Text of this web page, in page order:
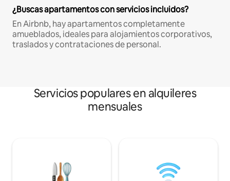
¿Buscas apartamentos con servicios incluidos?
En Airbnb, hay apartamentos completamente
amueblados, ideales para alojamientos corporativos,
traslados y contrataciones de personal.
Servicios populares en alquileres
mensuales